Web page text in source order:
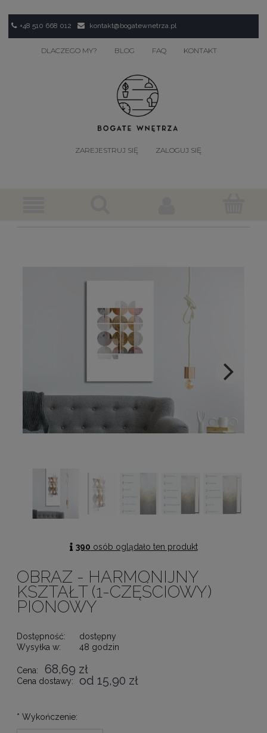
+48 510 668 012 kontakt@bogatewnetrza.pl
DLACZEGO MY? BLOG FAQ KONTAKT
ZAREJESTRUJ SIĘ ZALOGUJ SIĘ
390 osób oglądało ten produkt
OBRAZ - HARMONIJNY
KSZTAŁT (1-CZĘŚCIOWY)
PIONOWY
Dostępność:
dostępny
Wysyłka w:
48 godzin
Cena: 68,69 zł
Cena dostawy: od 15,90 zł
* Wykończenie: